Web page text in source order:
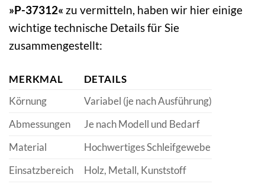
»P-37312« zu vermitteln, haben wir hier einige
wichtige technische Details für Sie
zusammengestellt:
MERKMAL
DETAILS
Körnung
Variabel (je nach Ausführung)
Abmessungen
Je nach Modell und Bedarf
Material
Hochwertiges Schleifgewebe
Einsatzbereich
Holz, Metall, Kunststoff